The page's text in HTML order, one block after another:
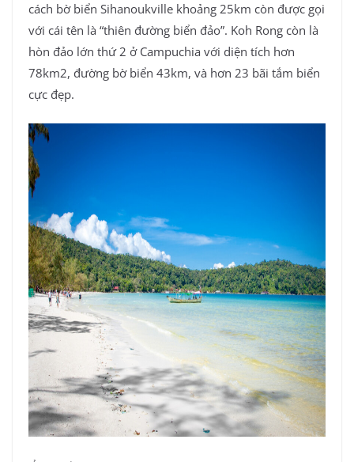
cách bờ biển Sihanoukville khoảng 25km còn được gọi
với cái tên là “thiên đường biển đảo”. Koh Rong còn là
hòn đảo lớn thứ 2 ở Campuchia với diện tích hơn
78km2, đường bờ biển 43km, và hơn 23 bãi tắm biển
cực đẹp.